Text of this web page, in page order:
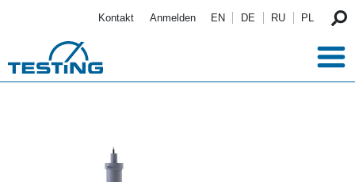
Kontakt Anmelden EN DE RU PL